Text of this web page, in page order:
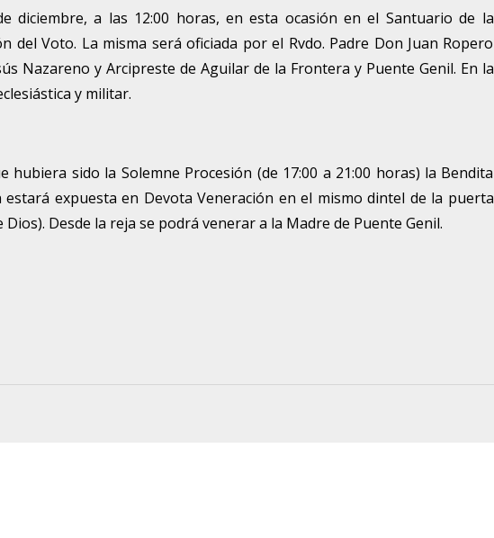
a las 12:00 horas, en esta ocasión en el Santuario de la
del Voto. La misma será oficiada por el Rvdo. Padre Don Juan Ropero
Nazareno y Arcipreste de Aguilar de la Frontera y Puente Genil. En la
y militar.
hubiera sido la Solemne Procesión (de 17:00 a 21:00 horas) la Bendita
estará expuesta en Devota Veneración en el mismo dintel de la puerta
Desde la reja se podrá venerar a la Madre de Puente Genil.